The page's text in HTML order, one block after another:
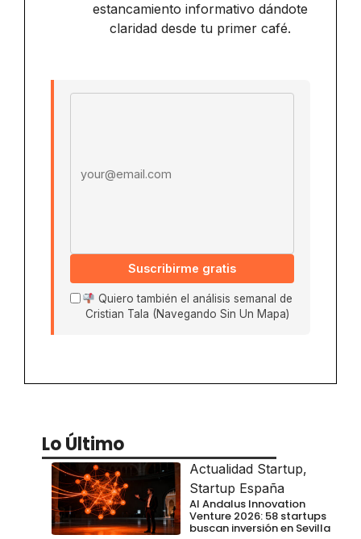
estancamiento informativo dándote
claridad desde tu primer café.
Suscribirme gratis
Quiero también el análisis semanal de
Cristian Tala (Navegando Sin Un Mapa)
Lo Último
Actualidad Startup,
Startup España
Al Andalus Innovation
Venture 2026: 58 startups
buscan inversión en Sevilla